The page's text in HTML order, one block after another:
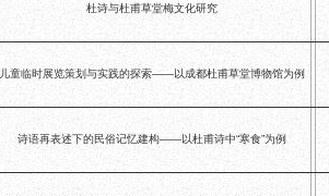
杜诗与杜甫草堂梅文化研究
儿童临时展览策划与实践的探索——以成都杜甫草堂博物馆为例
诗语再表述下的民俗记忆建构——以杜甫诗中“寒食”为例